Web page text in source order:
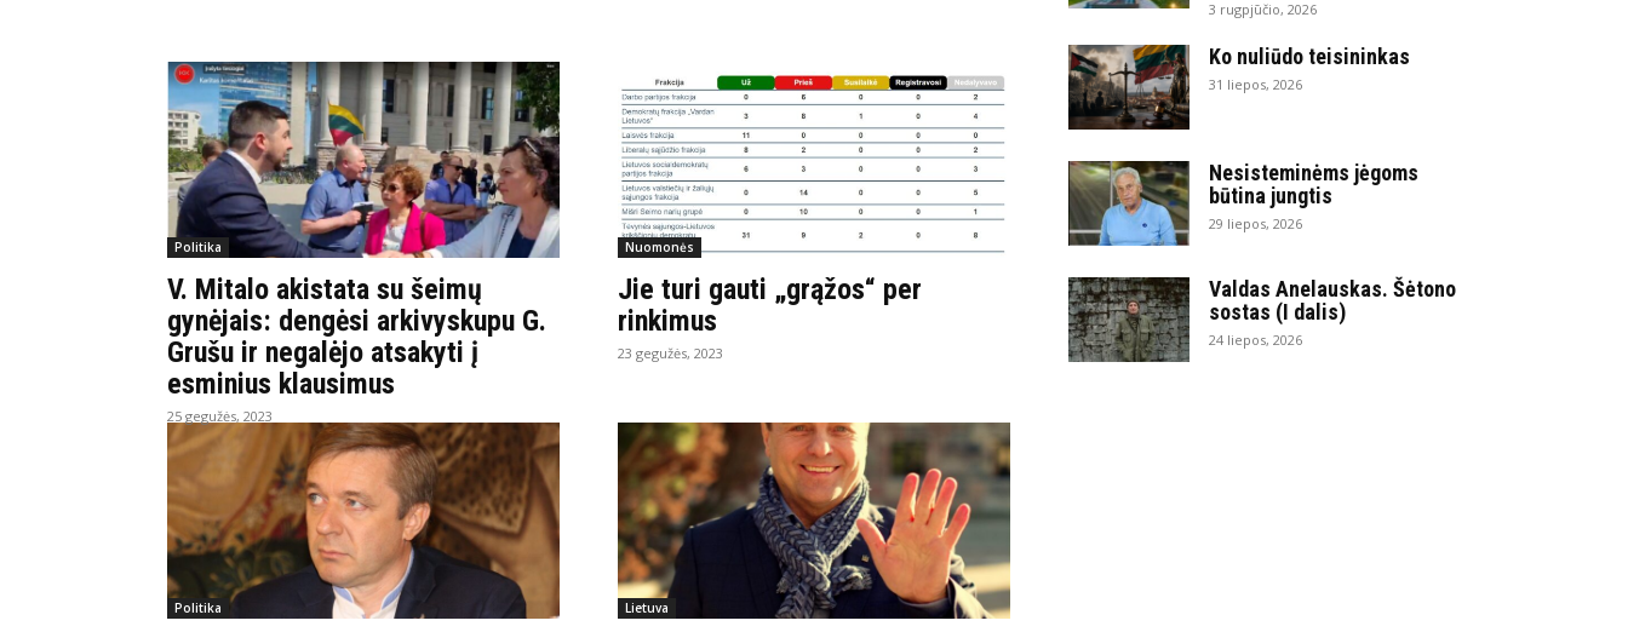
Politika
V. Mitalo akistata su šeimų
gynėjais: dengėsi arkivyskupu G.
Grušu ir negalėjo atsakyti į
esminius klausimus
25 gegužės, 2023
Nuomonės
Jie turi gauti „grąžos“ per
rinkimus
23 gegužės, 2023
Politika Lietuva
3 rugpjūčio, 2026
Ko nuliūdo teisininkas
31 liepos, 2026
Nesisteminėms jėgoms
būtina jungtis
29 liepos, 2026
Valdas Anelauskas. Šėtono
sostas (I dalis)
24 liepos, 2026